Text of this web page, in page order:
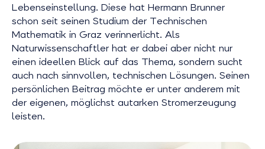
Lebenseinstellung. Diese hat Hermann Brunner
schon seit seinen Studium der Technischen
Mathematik in Graz verinnerlicht. Als
Naturwissenschaftler hat er dabei aber nicht nur
einen ideellen Blick auf das Thema, sondern sucht
auch nach sinnvollen, technischen Lösungen. Seinen
persönlichen Beitrag möchte er unter anderem mit
der eigenen, möglichst autarken Stromerzeugung
leisten.